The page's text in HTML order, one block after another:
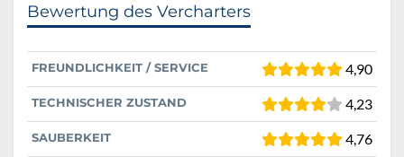
Bewertung des Vercharters
FREUNDLICHKEIT / SERVICE 4,90
TECHNISCHER ZUSTAND 4,23
SAUBERKEIT 4,76